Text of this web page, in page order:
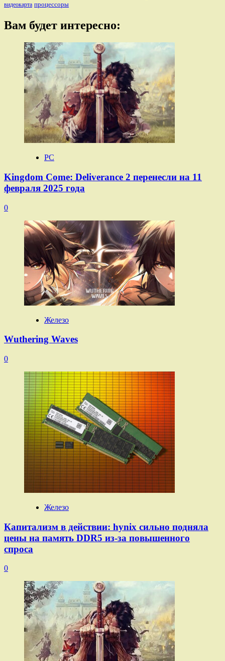
видеокарта процессоры
Вам будет интересно:
PC
Kingdom Come: Deliverance 2 перенесли на 11
февраля 2025 года
0
Железо
Wuthering Waves
0
Железо
Капитализм в действии: hynix сильно подняла
цены на память DDR5 из-за повышенного
спроса
0